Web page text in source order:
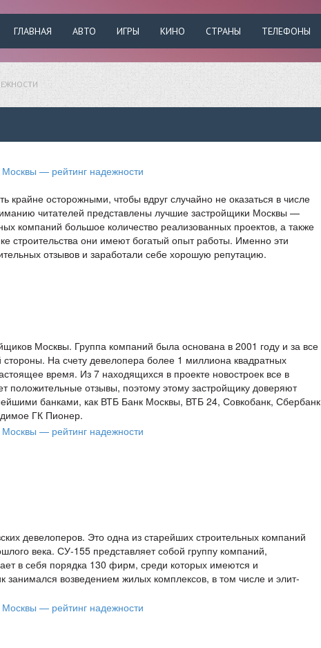
ГЛАВНАЯ АВТО ИГРЫ КИНО СТРАНЫ ТЕЛЕФОНЫ
осторожными, чтобы вдруг случайно не оказаться в числе
читателей представлены лучшие застройщики Москвы —
компаний большое количество реализованных проектов, а также
строительства они имеют богатый опыт работы. Именно эти
отзывов и заработали себе хорошую репутацию.
Москвы. Группа компаний была основана в 2001 году и за все
На счету девелопера более 1 миллиона квадратных
время. Из 7 находящихся в проекте новостроек все в
положительные отзывы, поэтому этому застройщику доверяют
банками, как ВТБ Банк Москвы, ВТБ 24, Совкобанк, Сбербанк
ГК Пионер.
девелоперов. Это одна из старейших строительных компаний
века. СУ-155 представляет собой группу компаний,
в себя порядка 130 фирм, среди которых имеются и
возведением жилых комплексов, в том числе и элит-